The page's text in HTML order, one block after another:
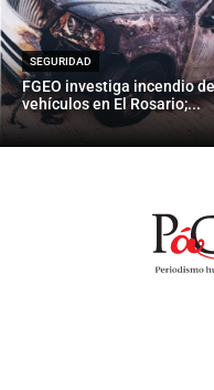
SEGURIDAD
FGEO investiga incendio
vehículos en El Rosario;...